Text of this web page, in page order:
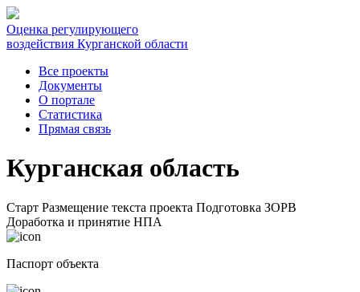
Оценка регулирующего
воздействия Курганской области
Все проекты
Документы
О портале
Статистика
Прямая связь
Курганская область
Старт Размещение текста проекта Подготовка ЗОРВ
Доработка и принятие НПА
Паспорт объекта